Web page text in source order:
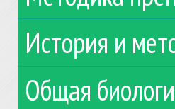
История и
Общая